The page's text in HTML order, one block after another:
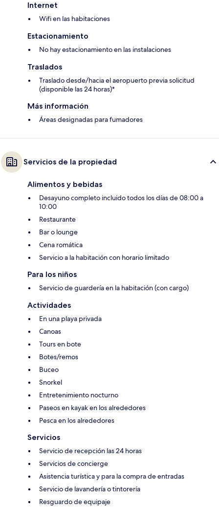
Internet
Wifi en las habitaciones
Estacionamiento
No hay estacionamiento en las instalaciones
Traslados
Traslado desde/hacia el aeropuerto previa solicitud
(disponible las 24 horas)*
Más información
Áreas designadas para fumadores
Servicios de la propiedad
Alimentos y bebidas
Desayuno completo incluido todos los días de 08:00 a
10:00
Restaurante
Bar o lounge
Cena romática
Servicio a la habitación con horario limitado
Para los niños
Servicio de guardería en la habitación (con cargo)
Actividades
En una playa privada
Canoas
Tours en bote
Botes/remos
Buceo
Snorkel
Entretenimiento nocturno
Paseos en kayak en los alrededores
Pesca en los alrededores
Servicios
Servicio de recepción las 24 horas
Servicios de concierge
Asistencia turística y para la compra de entradas
Servicio de lavandería o tintorería
Resguardo de equipaje